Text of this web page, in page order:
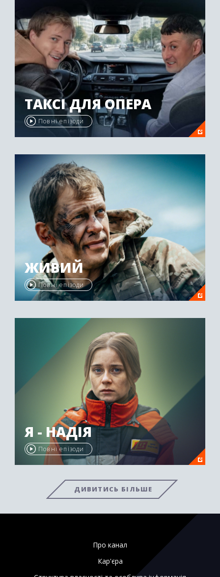
ТАКСІ ДЛЯ ОПЕРА
Повні епізоди
ЖИВИЙ
Повні епізоди
Я - НАДІЯ
Повні епізоди
ДИВИТИСЬ БІЛЬШЕ
Про канал
Кар'єра